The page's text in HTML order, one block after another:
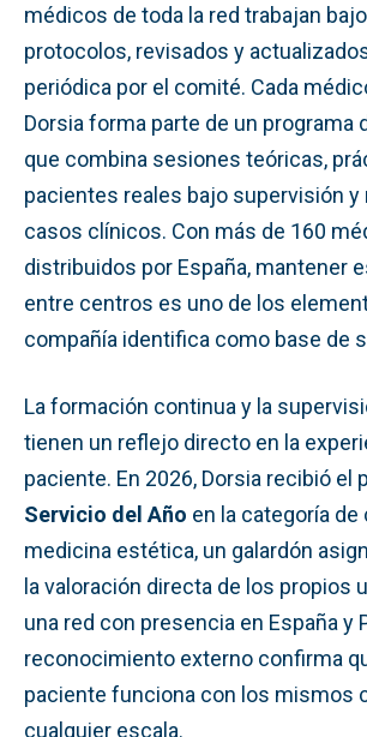
médicos de toda la red trabajan
protocolos, revisados y
periódica por el comité. Cada
Dorsia forma parte de un programa
que combina sesiones teóricas,
pacientes reales bajo supervisión y
casos clínicos. Con más de 160
distribuidos por España, mantener
entre centros es uno de los
compañía identifica como base de
La formación continua y la
tienen un reflejo directo en la
paciente. En 2026, Dorsia recibió el
Servicio del Año en la categoría de
medicina estética, un galardón
la valoración directa de los propios
una red con presencia en España y
reconocimiento externo confirma
paciente funciona con los mismos
cualquier escala.